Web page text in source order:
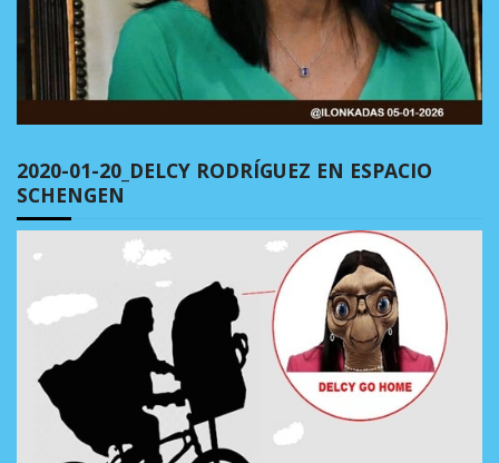
2020-01-20_DELCY RODRÍGUEZ EN ESPACIO
SCHENGEN